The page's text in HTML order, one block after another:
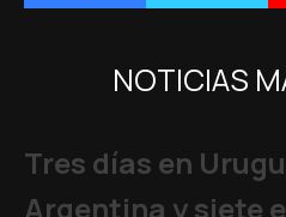
NOTICIAS
Tres días en
Argentina y siete